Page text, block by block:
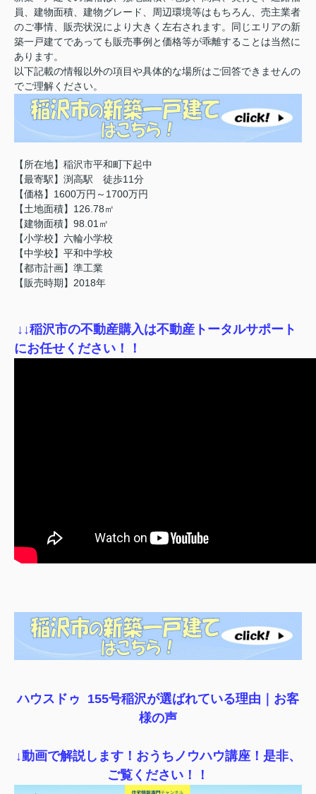
員、建物面積、建物グレード、周辺環境等はもちろん、売主業者
のご事情、販売状況により大きく左右されます。同じエリアの新
築一戸建てであっても販売事例と価格等が乖離することは当然に
あります。
以下記載の情報以外の項目や具体的な場所はご回答できませんの
でご理解ください。
【所在地】稲沢市平和町下起中
【最寄駅】渕高駅 徒歩11分
【価格】1600万円～1700万円
【土地面積】126.78㎡
【建物面積】98.01㎡
【小学校】六輪小学校
【中学校】平和中学校
【都市計画】準工業
【販売時期】2018年
↓ ↓稲沢市の不動産購入は不動産トータルサポート
にお任せください！！
ハウスドゥ 155号稲沢が選ばれている理由｜ お客
様の声
↓動画で解説します！おうちノウハウ講座！是非、
ご覧ください！！